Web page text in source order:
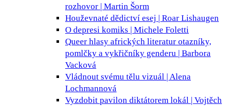
rozhovor | Martin Šorm
Houževnaté dědictví esej | Roar Lishaugen
O depresi komiks | Michele Foletti
Queer hlasy afrických literatur otazníky,
pomlčky a vykřičníky genderu | Barbora
Vacková
Vládnout svému tělu vizuál | Alena
Lochmannová
Vyzdobit pavilon diktátorem lokál | Vojtěch